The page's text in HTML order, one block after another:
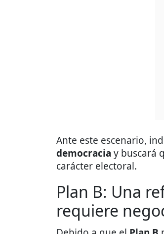
Ante este escenario,
democracia y buscará
carácter electoral.
Plan B: Una
requiere